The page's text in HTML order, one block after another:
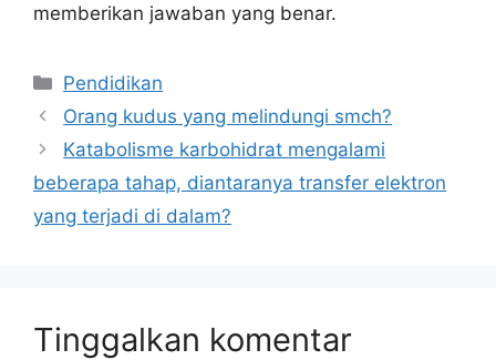
memberikan jawaban yang benar.
Kategori
Pendidikan
Orang kudus yang melindungi smch?
Katabolisme karbohidrat mengalami
beberapa tahap, diantaranya transfer elektron
yang terjadi di dalam?
Tinggalkan komentar